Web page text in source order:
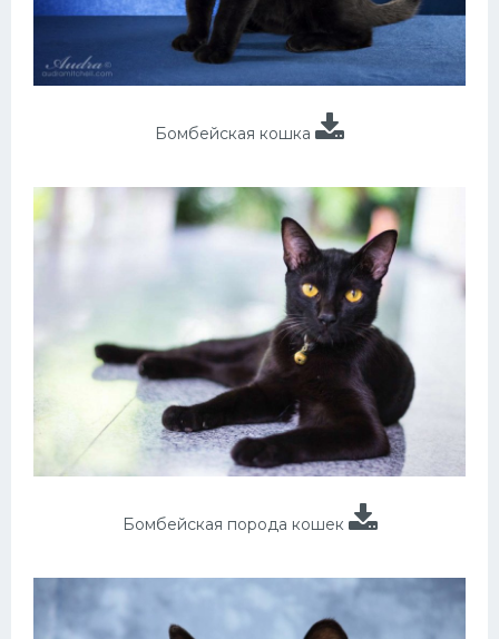
Бомбейская кошка
Бомбейская порода кошек